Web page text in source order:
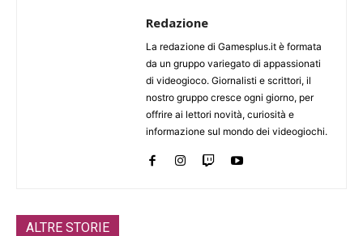
Redazione
La redazione di Gamesplus.it è formata
da un gruppo variegato di appassionati
di videogioco. Giornalisti e scrittori, il
nostro gruppo cresce ogni giorno, per
offrire ai lettori novità, curiosità e
informazione sul mondo dei videogiochi.
ALTRE STORIE